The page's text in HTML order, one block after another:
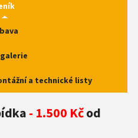
a technické listy
- 1.500 Kčod